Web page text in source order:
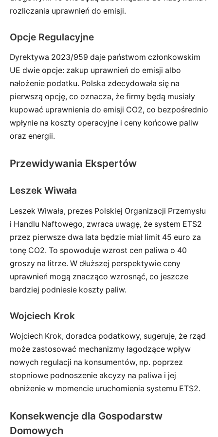
rozliczania uprawnień do emisji.
Opcje Regulacyjne
Dyrektywa 2023/959 daje państwom członkowskim
UE dwie opcje: zakup uprawnień do emisji albo
nałożenie podatku. Polska zdecydowała się na
pierwszą opcję, co oznacza, że firmy będą musiały
kupować uprawnienia do emisji CO2, co bezpośrednio
wpłynie na koszty operacyjne i ceny końcowe paliw
oraz energii.
Przewidywania Ekspertów
Leszek Wiwała
Leszek Wiwała, prezes Polskiej Organizacji Przemysłu
i Handlu Naftowego, zwraca uwagę, że system ETS2
przez pierwsze dwa lata będzie miał limit 45 euro za
tonę CO2. To spowoduje wzrost cen paliwa o 40
groszy na litrze. W dłuższej perspektywie ceny
uprawnień mogą znacząco wzrosnąć, co jeszcze
bardziej podniesie koszty paliw.
Wojciech Krok
Wojciech Krok, doradca podatkowy, sugeruje, że rząd
może zastosować mechanizmy łagodzące wpływ
nowych regulacji na konsumentów, np. poprzez
stopniowe podnoszenie akcyzy na paliwa i jej
obniżenie w momencie uruchomienia systemu ETS2.
Konsekwencje dla Gospodarstw
Domowych